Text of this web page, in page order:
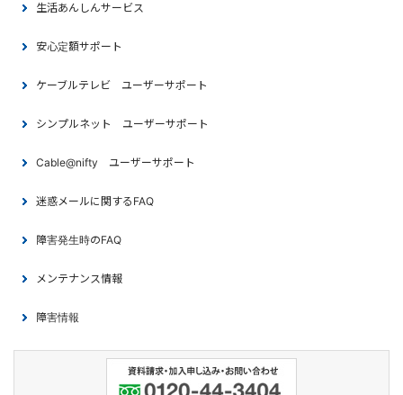
生活あんしんサービス
安心定額サポート
ケーブルテレビ ユーザーサポート
シンプルネット ユーザーサポート
Cable@nifty ユーザーサポート
迷惑メールに関するFAQ
障害発生時のFAQ
メンテナンス情報
障害情報